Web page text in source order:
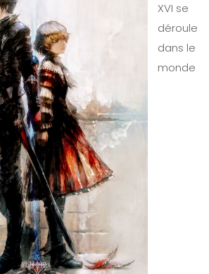
XVI se
déroule
dans le
monde